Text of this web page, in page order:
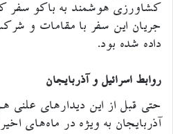
جریان این سفر با مقامات و
داده شده بود.
روابط اسرائیل و آذربایجان
حتی قبل از این دیدار‌های علنی
آذربایجان به ویژه در ماه‌های